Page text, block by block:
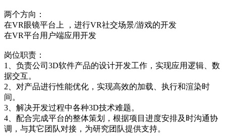
两个方向：
在VR眼镜平台上 ，进行VR社交场景/游戏的开发
在VR平台用户端应用开发
岗位职责：
1、负责公司3D软件产品的设计开发工作，实现应用逻辑、数
据交互。
2、对产品进行性能优化，实现高效的加载、执行和渲染时
间。
3、解决开发过程中各种3D技术难题。
4、配合完成平台的整体策划，根据项目进度安排及时沟通协
调，与其它团队对接，为研究团队提供支持。